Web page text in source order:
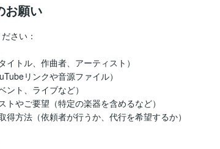
お願い
さい：
取得方法（依頼者が行うか、代行を希望するか）